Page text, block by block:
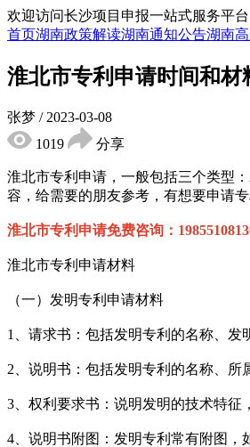
欢迎访问长沙项目申报一站式服务平台
首页湖南政策解读湖南通知公告湖南
淮北市专利申请时间和
张梦 / 2023-03-08
1019
分享
淮北市专利申请，一般包括三个类型
容，给需要的朋友参考，有想要申请
淮北市专利申请免费咨询：
淮北市专利申请材料
（一）发明专利申请材料
1、请求书：包括发明专利的名称、
2、说明书：包括发明专利的名称、
3、权利要求书：说明发明的技术特
4、说明书附图：发明专利常有附图